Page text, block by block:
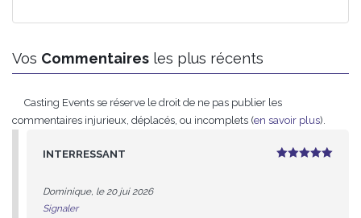
Vos Commentaires les plus récents
Casting Events se réserve le droit de ne pas publier les
commentaires injurieux, déplacés, ou incomplets (en savoir plus).
INTERRESSANT
Dominique, le 20 jui 2026
Signaler